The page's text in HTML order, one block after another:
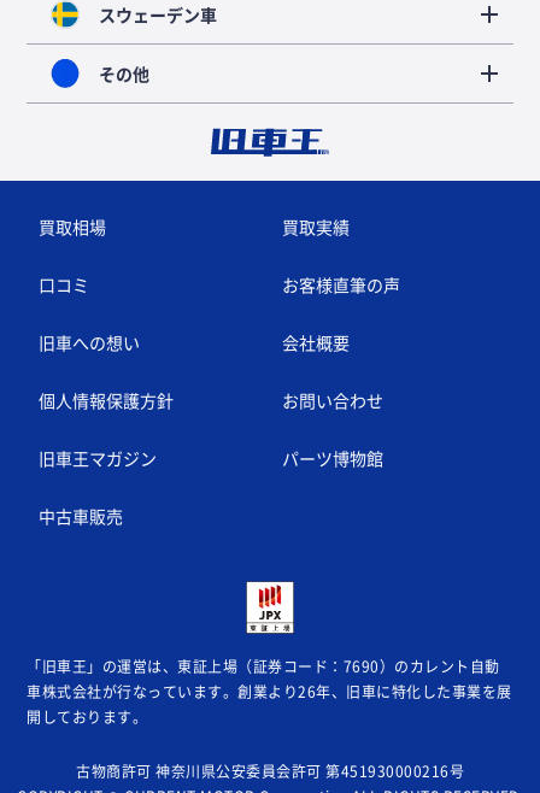
スウェーデン車
その他
買取相場 買取実績
口コミ お客様直筆の声
旧車への想い 会社概要
個人情報保護方針 お問い合わせ
旧車王マガジン パーツ博物館
中古車販売
「旧車王」の運営は、東証上場（証券コード：7690）のカレント自動
車株式会社が行なっています。創業より26年、旧車に特化した事業を展
開しております。
古物商許可 神奈川県公安委員会許可 第451930000216号